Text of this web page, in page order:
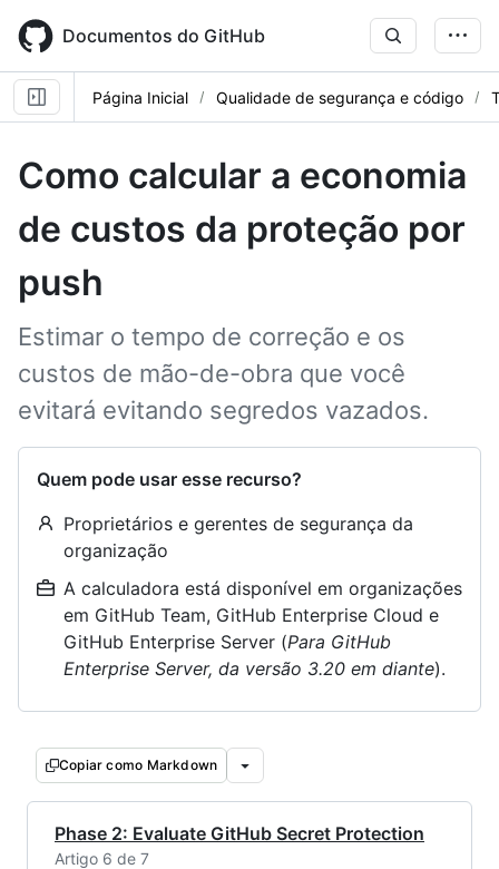
main
content
Documentos do GitHub
Página Inicial Qualidade de segurança e código
Como calcular a economia
de custos da proteção por
push
Estimar o tempo de correção e os
custos de mão-de-obra que você
evitará evitando segredos vazados.
Quem pode usar esse recurso?
Proprietários e gerentes de segurança da
organização
A calculadora está disponível em organizações
em GitHub Team, GitHub Enterprise Cloud e
GitHub Enterprise Server (Para GitHub
Enterprise Server, da versão 3.20 em diante).
Copiar como Markdown
Phase 2: Evaluate GitHub Secret Protection
Artigo 6 de 7